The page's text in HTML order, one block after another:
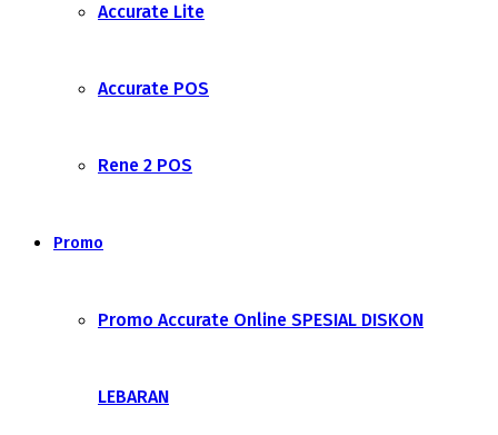
Accurate Lite
Accurate POS
Rene 2 POS
Promo
Promo Accurate Online SPESIAL DISKON
LEBARAN